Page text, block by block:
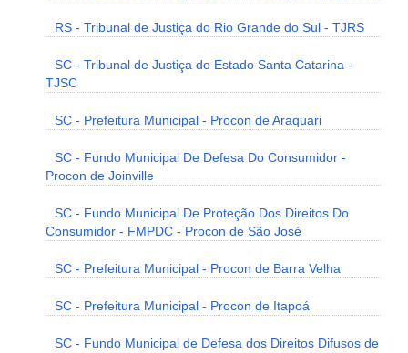
RS - Tribunal de Justiça do Rio Grande do Sul - TJRS
SC - Tribunal de Justiça do Estado Santa Catarina -
TJSC
SC - Prefeitura Municipal - Procon de Araquari
SC - Fundo Municipal De Defesa Do Consumidor -
Procon de Joinville
SC - Fundo Municipal De Proteção Dos Direitos Do
Consumidor - FMPDC - Procon de São José
SC - Prefeitura Municipal - Procon de Barra Velha
SC - Prefeitura Municipal - Procon de Itapoá
SC - Fundo Municipal de Defesa dos Direitos Difusos de